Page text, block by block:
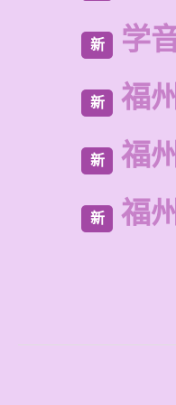
新 学
新 福
新 福
新 福